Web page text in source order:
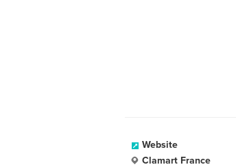
Website
Clamart France